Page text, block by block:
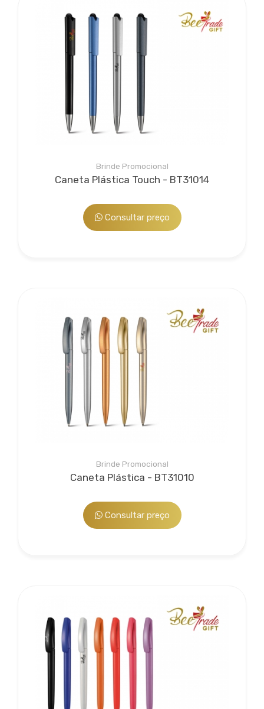
Brinde Promocional
Caneta Plástica Touch - BT31014
Consultar preço
Brinde Promocional
Caneta Plástica - BT31010
Consultar preço